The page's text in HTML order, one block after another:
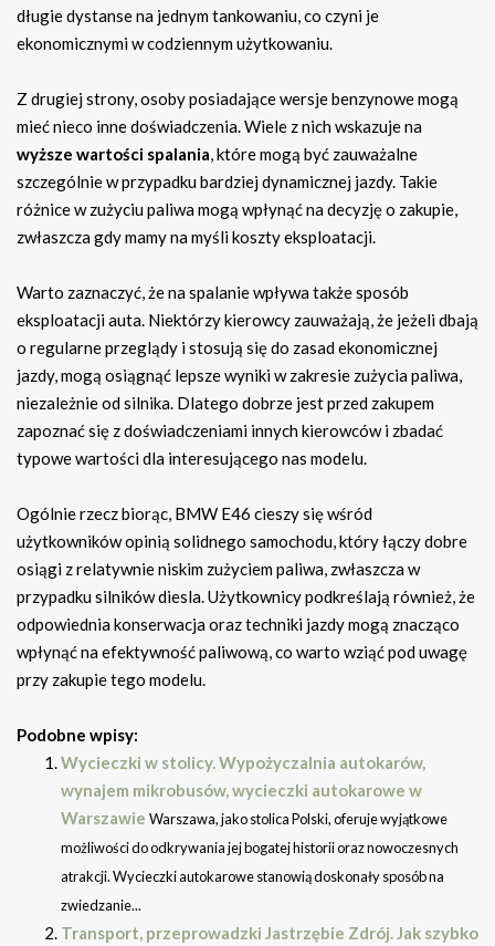
długie dystanse na jednym tankowaniu, co czyni je
ekonomicznymi w codziennym użytkowaniu.
Z drugiej strony, osoby posiadające wersje benzynowe mogą
mieć nieco inne doświadczenia. Wiele z nich wskazuje na
wyższe wartości spalania, które mogą być zauważalne
szczególnie w przypadku bardziej dynamicznej jazdy. Takie
różnice w zużyciu paliwa mogą wpłynąć na decyzję o zakupie,
zwłaszcza gdy mamy na myśli koszty eksploatacji.
Warto zaznaczyć, że na spalanie wpływa także sposób
eksploatacji auta. Niektórzy kierowcy zauważają, że jeżeli dbają
o regularne przeglądy i stosują się do zasad ekonomicznej
jazdy, mogą osiągnąć lepsze wyniki w zakresie zużycia paliwa,
niezależnie od silnika. Dlatego dobrze jest przed zakupem
zapoznać się z doświadczeniami innych kierowców i zbadać
typowe wartości dla interesującego nas modelu.
Ogólnie rzecz biorąc, BMW E46 cieszy się wśród
użytkowników opinią solidnego samochodu, który łączy dobre
osiągi z relatywnie niskim zużyciem paliwa, zwłaszcza w
przypadku silników diesla. Użytkownicy podkreślają również, że
odpowiednia konserwacja oraz techniki jazdy mogą znacząco
wpłynąć na efektywność paliwową, co warto wziąć pod uwagę
przy zakupie tego modelu.
Podobne wpisy:
Wycieczki w stolicy. Wypożyczalnia autokarów,
wynajem mikrobusów, wycieczki autokarowe w
Warszawie Warszawa, jako stolica Polski, oferuje wyjątkowe
możliwości do odkrywania jej bogatej historii oraz nowoczesnych
atrakcji. Wycieczki autokarowe stanowią doskonały sposób na
zwiedzanie...
Transport, przeprowadzki Jastrzębie Zdrój. Jak szybko